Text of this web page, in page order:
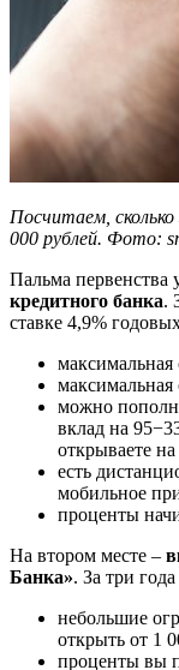
Посчитаем,
000 рублей. Фото:
Пальма первенства
кредитного банка.
ставке 4,9%
можно
вклад на
открываете
есть
мобильное
проценты
На втором месте –
Банка». За три
небольшие
открыть от 1
проценты вы